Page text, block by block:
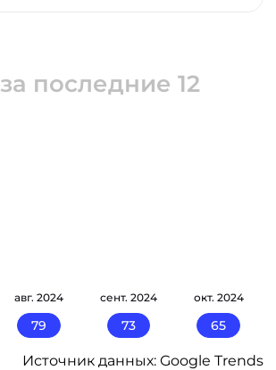
за последние 12
авг. 2024
79
сент. 2024
73
окт. 2024
65
Источник данных: Google Trends